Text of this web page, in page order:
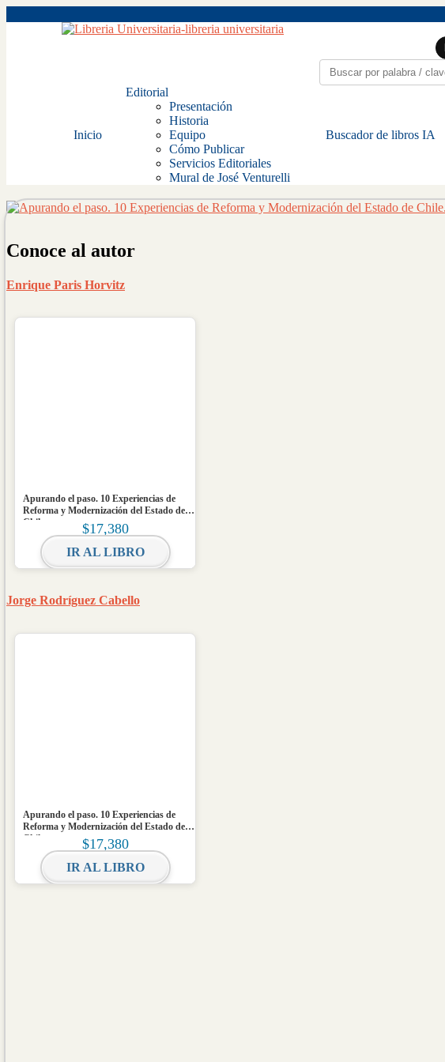
Inicio
Editorial
Presentación
Historia
Equipo
Cómo Publicar
Servicios Editoriales
Mural de José Venturelli
Buscador de libros IA
Conoce al autor
Enrique Paris Horvitz
Apurando el paso. 10 Experiencias de
Reforma y Modernización del Estado de
Chile
$17,380
IR AL LIBRO
Jorge Rodríguez Cabello
Apurando el paso. 10 Experiencias de
Reforma y Modernización del Estado de
Chile
$17,380
IR AL LIBRO